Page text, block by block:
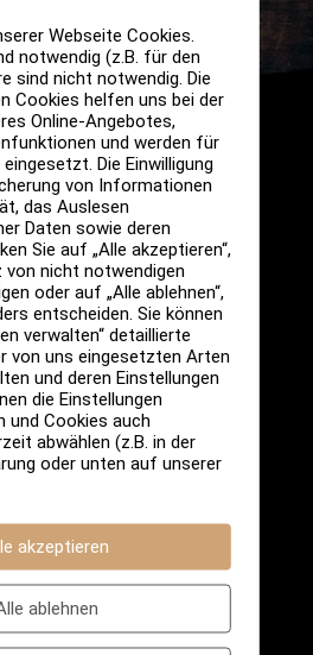
am Mittwoch
per Mail oder
Webseite Cookies.
notwendig (z.B. für den
sind nicht notwendig. Die
Cookies helfen uns bei der
Online-Angebotes,
und werden für
Die Einwilligung
von Informationen
das Auslesen
Daten sowie deren
Sie auf „Alle akzeptieren“,
von nicht notwendigen
oder auf „Alle ablehnen“,
entscheiden. Sie können
verwalten“ detaillierte
von uns eingesetzten Arten
und deren Einstellungen
die Einstellungen
Cookies auch
abwählen (z.B. in der
oder unten auf unserer
akzeptieren
ablehnen